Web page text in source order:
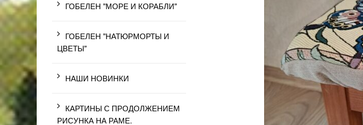
ГОБЕЛЕН "МОРЕ И КОРАБЛИ"
ГОБЕЛЕН "НАТЮРМОРТЫ И
ЦВЕТЫ"
НАШИ НОВИНКИ
КАРТИНЫ С ПРОДОЛЖЕНИЕМ
РИСУНКА НА РАМЕ.